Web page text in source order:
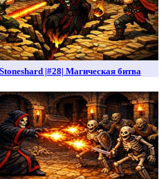
Stoneshard |#28| Магическая битва